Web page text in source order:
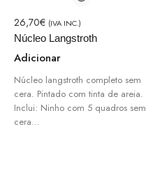
26,70€ (IVA INC.)
Núcleo Langstroth
Adicionar
Núcleo langstroth completo sem
cera. Pintado com tinta de areia.
Inclui: Ninho com 5 quadros sem
cera…